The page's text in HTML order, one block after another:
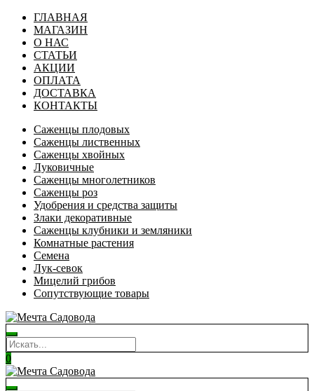
ГЛАВНАЯ
МАГАЗИН
О НАС
СТАТЬИ
АКЦИИ
ОПЛАТА
ДОСТАВКА
КОНТАКТЫ
Саженцы плодовых
Саженцы лиственных
Саженцы хвойных
Луковичные
Саженцы многолетников
Саженцы роз
Удобрения и средства защиты
Злаки декоративные
Саженцы клубники и земляники
Комнатные растения
Семена
Лук-севок
Мицелий грибов
Сопутствующие товары
0